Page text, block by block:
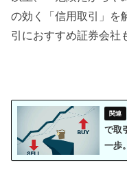
の効く「信用取引」を
引におすすめ証券会社
で取
一歩。